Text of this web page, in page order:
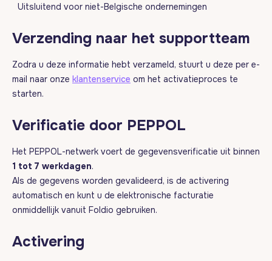
Uitsluitend voor niet-Belgische ondernemingen
Verzending naar het supportteam
Zodra u deze informatie hebt verzameld, stuurt u deze per e-
mail naar onze klantenservice om het activatieproces te
starten.
Verificatie door PEPPOL
Het PEPPOL-netwerk voert de gegevensverificatie uit binnen
1 tot 7 werkdagen.
Als de gegevens worden gevalideerd, is de activering
automatisch en kunt u de elektronische facturatie
onmiddellijk vanuit Foldio gebruiken.
Activering